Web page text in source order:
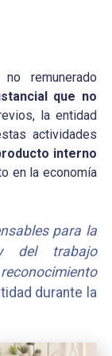
remunerado
que no
la entidad
actividades
interno
en la economía
para la
del trabajo
durante la